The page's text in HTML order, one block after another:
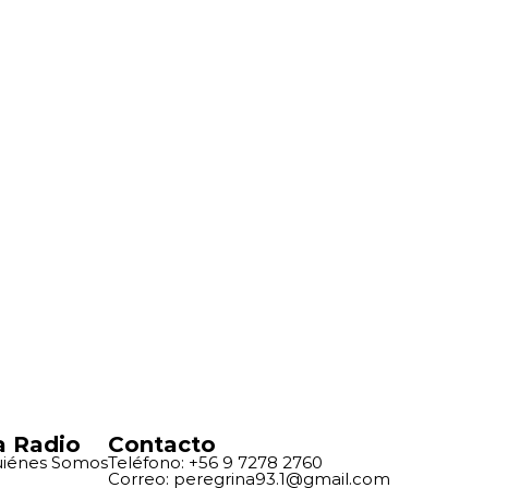
Radio
Somos
Contacto
Teléfono: +56 9 7278 2760
Correo: peregrina93.1@gmail.com